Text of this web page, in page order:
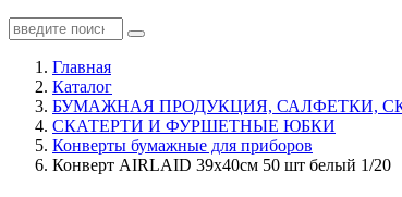
Главная
Каталог
БУМАЖНАЯ ПРОДУКЦИЯ, САЛФЕТКИ,
СКАТЕРТИ И ФУРШЕТНЫЕ ЮБКИ
Конверты бумажные для приборов
Конверт AIRLAID 39x40см 50 шт белый 1/20